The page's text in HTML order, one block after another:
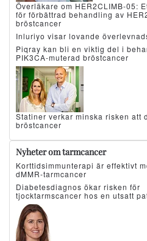
Överläkare om HER2CLIMB-05:
för förbättrad behandling av
bröstcancer
Inluriyo visar lovande
Piqray kan bli en viktig del i
PIK3CA-muterad bröstcancer
Statiner verkar minska risken att
bröstcancer
Nyheter om tarmcancer
Korttidsimmunterapi är effektivt
dMMR-tarmcancer
Diabetesdiagnos ökar risken för
tjocktarmscancer hos en utsatt